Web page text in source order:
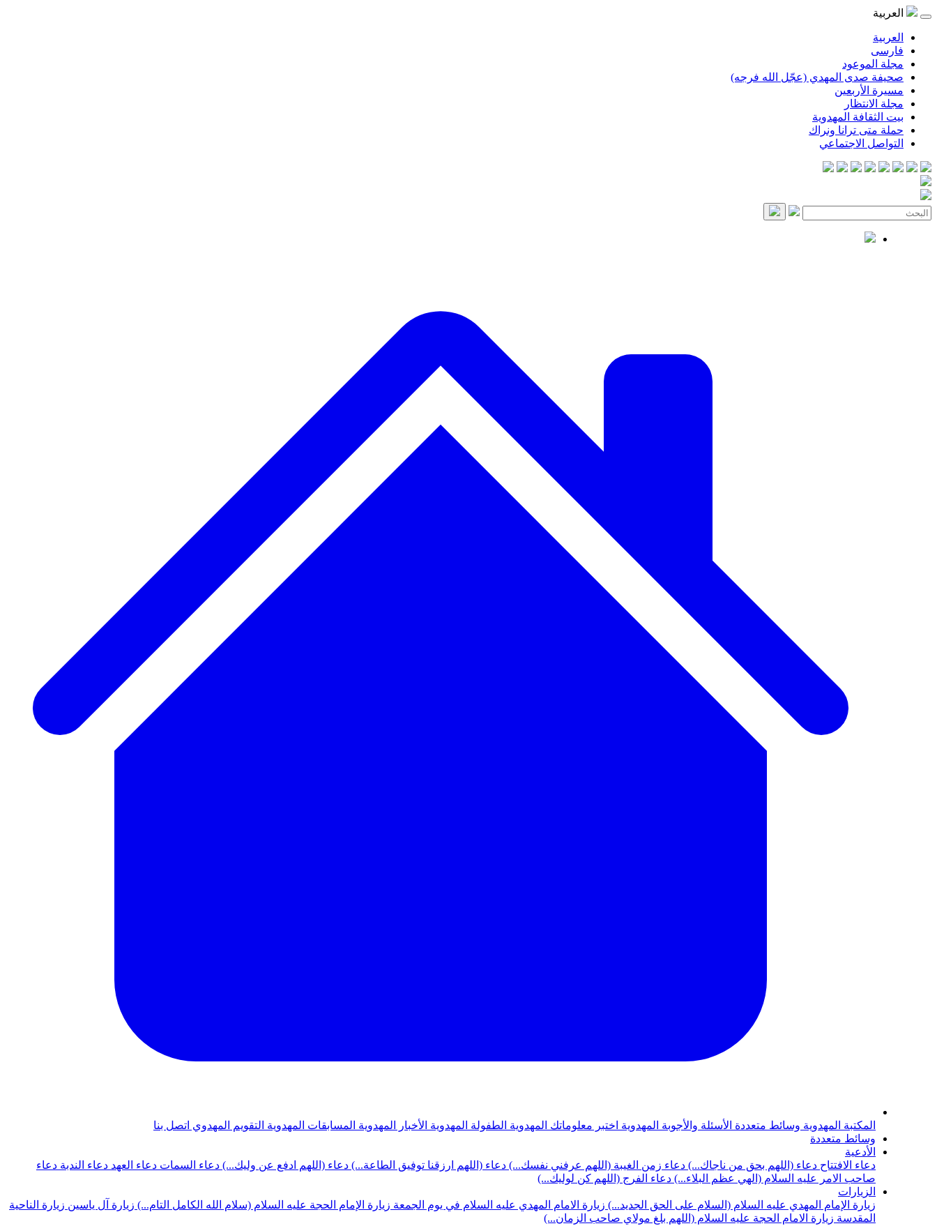
العربية
العربية
فارسی
مجلة الموعود
صحيفة صدى المهدي (عجّل الله فرجه)
مسيرة الأربعين
مجلة الانتظار
بيت الثقافة المهدوية
حملة متى ترانا ونراك
التواصل الاجتماعي
المكتبة المهدوية وسائط متعددة الأسئلة والأجوبة المهدوية اختبر معلوماتك المهدوية الطفولة المهدوية الأخبار المهدوية المسابقات المهدوية التقويم المهدوي اتصل بنا
وسائط متعددة
الأدعية
دعاء الافتتاح دعاء (اللهم بحق من ناجاك...) دعاء زمن الغيبة (اللهم عرفني نفسك...) دعاء (اللهم ارزقنا توفيق الطاعة...) دعاء (اللهم ادفع عن وليك...) دعاء السمات دعاء العهد دعاء الندبة دعاء
صاحب الامر عليه السلام (الهي عظم البلاء...) دعاء الفرج (اللهم كن لوليك...)
الزيارات
زيارة الإمام المهدي عليه السلام (السلام على الحق الجديد...) زيارة الامام المهدي عليه السلام في يوم الجمعة زيارة الإمام الحجة عليه السلام (سلام الله الكامل التام...) زيارة آل ياسين زيارة الناحية
المقدسة زيارة الامام الحجة عليه السلام (اللهم بلغ مولاي صاحب الزمان...)